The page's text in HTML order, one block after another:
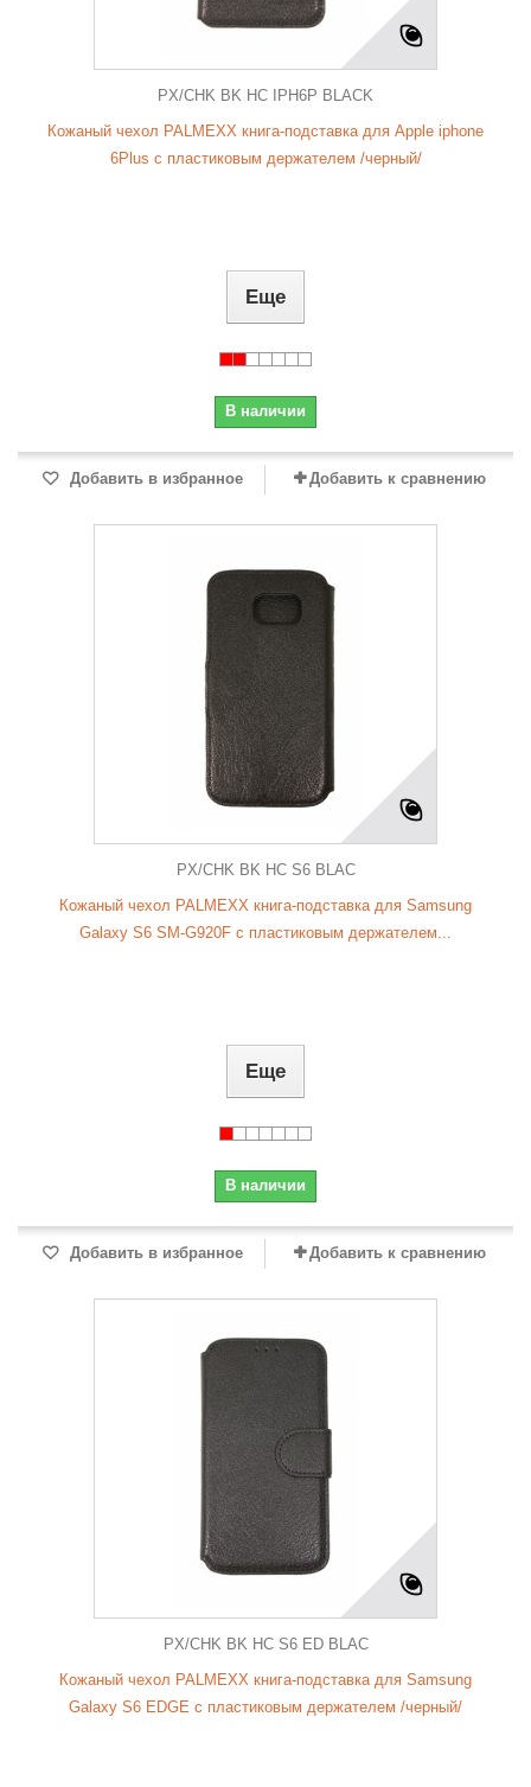
PX/CHK BK HC IPH6P BLACK
Кожаный чехол PALMEXX книга-подставка для Apple iphone
6Plus с пластиковым держателем /черный/
Еще
В наличии
Добавить в избранное Добавить к сравнению
PX/CHK BK HC S6 BLAC
Кожаный чехол PALMEXX книга-подставка для Samsung
Galaxy S6 SM-G920F с пластиковым держателем...
Еще
В наличии
Добавить в избранное Добавить к сравнению
PX/CHK BK HC S6 ED BLAC
Кожаный чехол PALMEXX книга-подставка для Samsung
Galaxy S6 EDGE с пластиковым держателем /черный/